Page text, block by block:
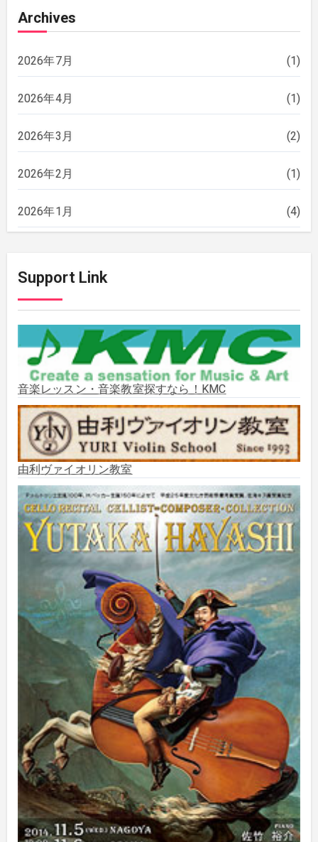
Archives
2026年7月 (1)
2026年4月 (1)
2026年3月 (2)
2026年2月 (1)
2026年1月 (4)
2025年11月
2025年10月 (2)
2025年9月 (3)
2025年8月 (5)
2025年7月 (3)
2025年6月 (1)
2025年5月 (5)
2025年3月 (1)
2025年2月
2025年1月 (3)
2024年12月
2024年11月
2024年10月 (5)
2024年9月 (6)
2024年8月 (10)
Support Link
音楽レッスン・音楽教室探すなら！KMC
由利ヴァイオリン教室